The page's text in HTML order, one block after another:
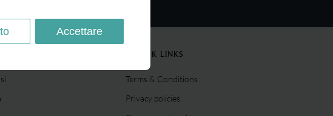
QUICK LINKS
Terms & Conditions
Privacy policies
Accettare